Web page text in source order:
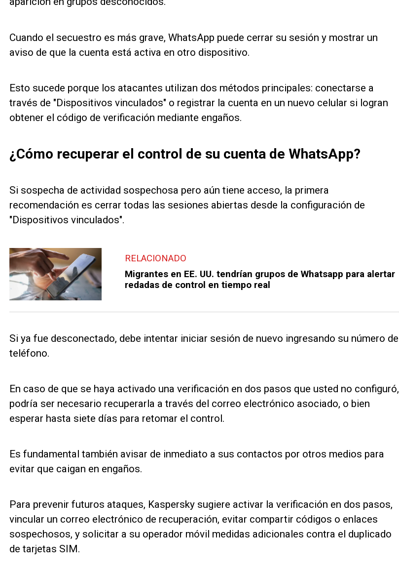
Cuando el secuestro es más grave, WhatsApp puede cerrar su sesión y mostrar un
aviso de que la cuenta está activa en otro dispositivo.
Esto sucede porque los atacantes utilizan dos métodos principales: conectarse a
través de "Dispositivos vinculados" o registrar la cuenta en un nuevo celular si logran
obtener el código de verificación mediante engaños.
¿Cómo recuperar el control de su cuenta de WhatsApp?
Si sospecha de actividad sospechosa pero aún tiene acceso, la primera
recomendación es cerrar todas las sesiones abiertas desde la configuración de
"Dispositivos vinculados".
RELACIONADO
Migrantes en EE. UU. tendrían grupos de Whatsapp para alertar
redadas de control en tiempo real
Si ya fue desconectado, debe intentar iniciar sesión de nuevo ingresando su número de
teléfono.
En caso de que se haya activado una verificación en dos pasos que usted no configuró,
podría ser necesario recuperarla a través del correo electrónico asociado, o bien
esperar hasta siete días para retomar el control.
Es fundamental también avisar de inmediato a sus contactos por otros medios para
evitar que caigan en engaños.
Para prevenir futuros ataques, Kaspersky sugiere activar la verificación en dos pasos,
vincular un correo electrónico de recuperación, evitar compartir códigos o enlaces
sospechosos, y solicitar a su operador móvil medidas adicionales contra el duplicado
de tarjetas SIM.